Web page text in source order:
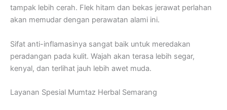
tampak lebih cerah. Flek hitam dan bekas jerawat perlahan
akan memudar dengan perawatan alami ini.
Sifat anti-inflamasinya sangat baik untuk meredakan
peradangan pada kulit. Wajah akan terasa lebih segar,
kenyal, dan terlihat jauh lebih awet muda.
Layanan Spesial Mumtaz Herbal Semarang